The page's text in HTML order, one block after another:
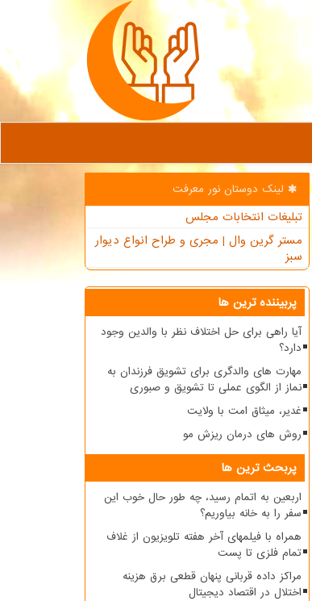
لینک دوستان نور معرفت
تبلیغات انتخابات مجلس
مستر گرین وال | مجری و طراح انواع دیوار
سبز
پربیننده ترین ها
آیا راهی برای حل اختلاف نظر با والدین وجود
دارد؟
مهارت های والدگری برای تشویق فرزندان به
نماز از الگوی عملی تا تشویق و صبوری
غدیر، میثاق امت با ولایت
روش های درمان ریزش مو
پربحث ترین ها
اربعین به اتمام رسید، چه طور حال خوب این
سفر را به خانه بیاوریم؟
همراه با فیلمهای آخر هفته تلویزیون از غلاف
تمام فلزی تا پست
مراکز داده قربانی پنهان قطعی برق هزینه
اختلال در اقتصاد دیجیتال